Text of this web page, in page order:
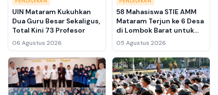
UIN Mataram Kukuhkan
Dua Guru Besar Sekaligus,
Total Kini 73 Profesor
06 Agustus 2026
58 Mahasiswa STIE AMM
Mataram Terjun ke 6 Desa
di Lombok Barat untuk
Bina UMKM hingga 21
September 2026
05 Agustus 2026